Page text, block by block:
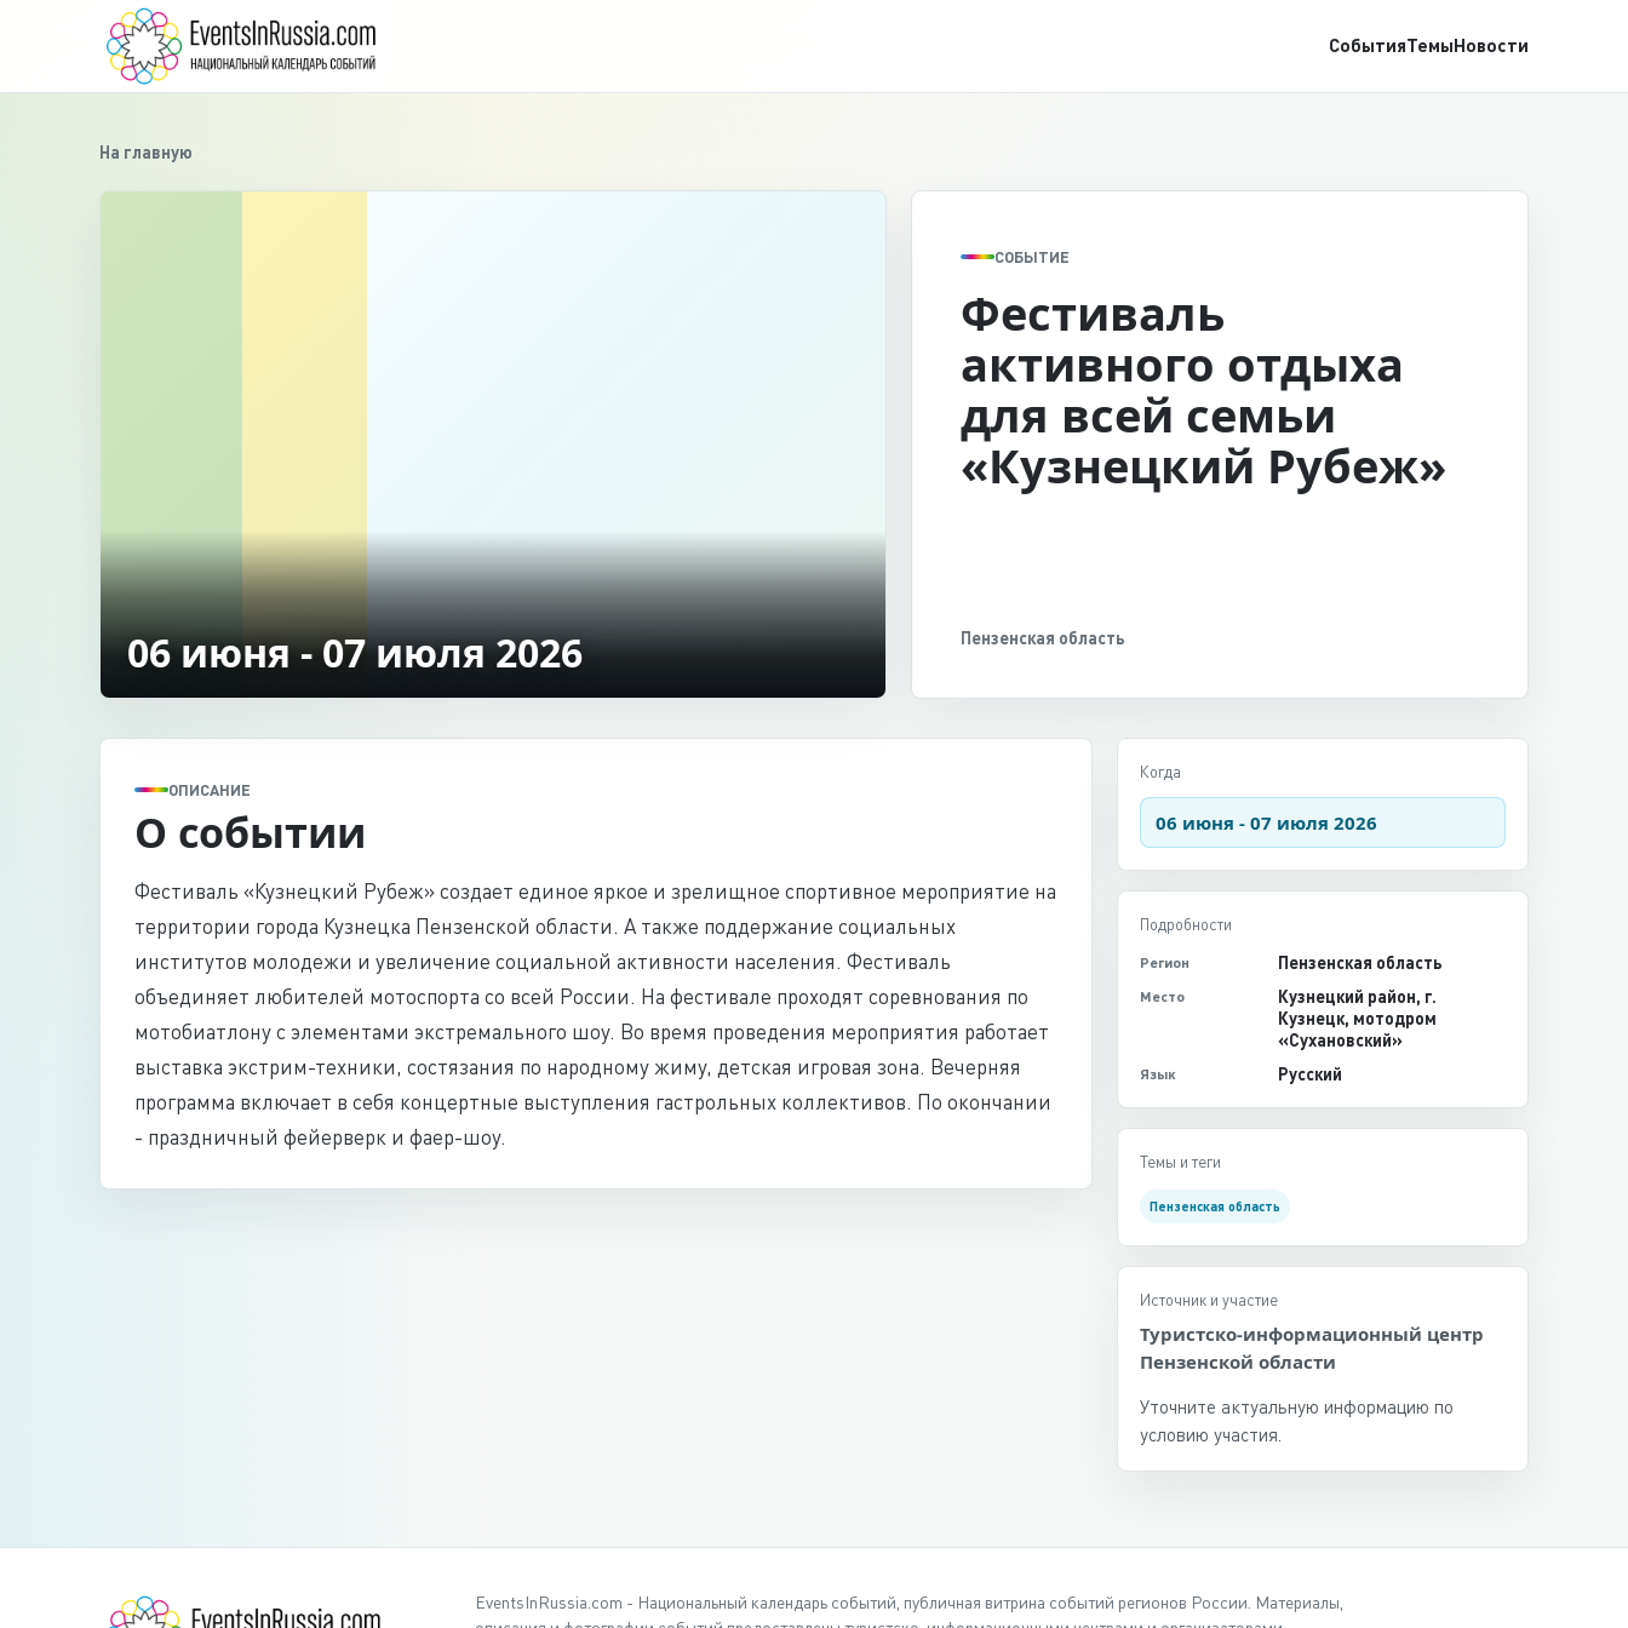
СобытияТемыНовости
На главную
06 июня - 07 июля 2026
СОБЫТИЕ
Фестиваль
активного отдыха
для всей семьи
«Кузнецкий Рубеж»
Пензенская область
ОПИСАНИЕ
О событии
Фестиваль «Кузнецкий Рубеж» создает единое яркое и зрелищное спортивное мероприятие на
территории города Кузнецка Пензенской области. А также поддержание социальных
институтов молодежи и увеличение социальной активности населения. Фестиваль
объединяет любителей мотоспорта со всей России. На фестивале проходят соревнования по
мотобиатлону с элементами экстремального шоу. Во время проведения мероприятия работает
выставка экстрим-техники, состязания по народному жиму, детская игровая зона. Вечерняя
программа включает в себя концертные выступления гастрольных коллективов. По окончании
- праздничный фейерверк и фаер-шоу.
Когда
06 июня - 07 июля 2026
Подробности
Регион Пензенская область
Место
Кузнецкий район, г.
Кузнецк, мотодром
«Сухановский»
Язык Русский
Темы и теги
Пензенская область
Источник и участие
Туристско-информационный центр
Пензенской области
Уточните актуальную информацию по
условию участия.
EventsInRussia.com - Национальный календарь событий, публичная витрина событий регионов России. Материалы,